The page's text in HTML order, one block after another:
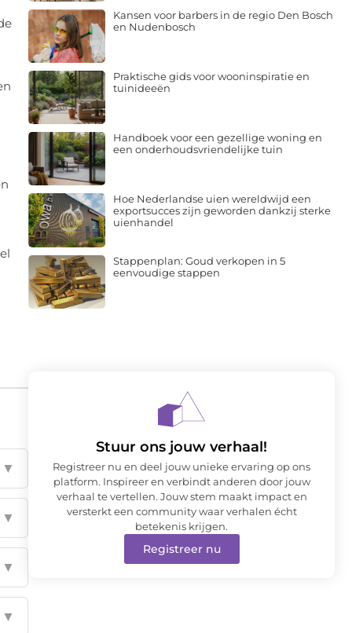
▼
▼
▼
▼
Kansen voor barbers in de regio Den Bosch
en Nudenbosch
Praktische gids voor wooninspiratie en
tuinideeën
Handboek voor een gezellige woning en
een onderhoudsvriendelijke tuin
Hoe Nederlandse uien wereldwijd een
exportsucces zijn geworden dankzij sterke
uienhandel
Stappenplan: Goud verkopen in 5
eenvoudige stappen
Stuur ons jouw verhaal!
Registreer nu en deel jouw unieke ervaring op ons
platform. Inspireer en verbindt anderen door jouw
verhaal te vertellen. Jouw stem maakt impact en
versterkt een community waar verhalen écht
betekenis krijgen.
Registreer nu